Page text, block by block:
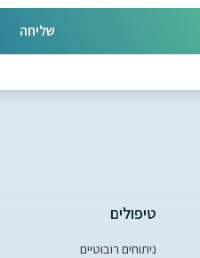
שליחה
טיפולים
ניתוחים רובוטיים